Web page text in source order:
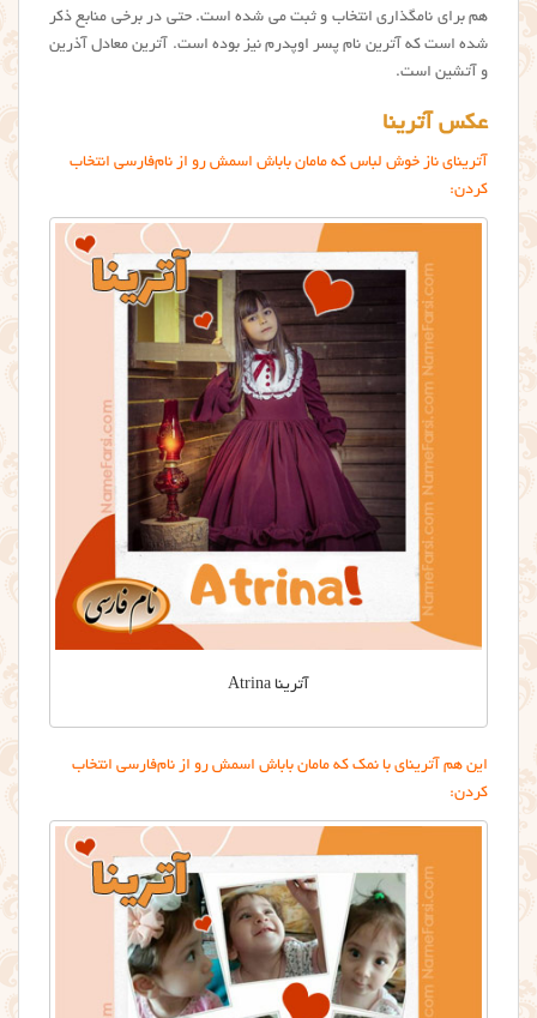
هم برای نامگذاری انتخاب و ثبت می شده است. حتی در برخی منابع ذکر
شده است که آترین نام پسر اوپدرم نیز بوده است. آترین معادل آذرین
و آتشین است.
عکس آترینا
آترینای ناز خوش لباس که مامان باباش اسمش رو از نام‌فارسی انتخاب
کردن:
آترینا Atrina
این هم آترینای با نمک که مامان باباش اسمش رو از نام‌فارسی انتخاب
کردن: